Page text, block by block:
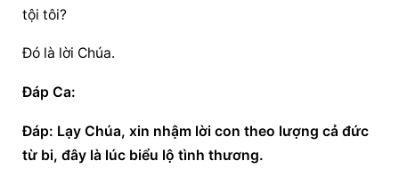
tội tôi?
Ðó là lời Chúa.
Ðáp Ca:
Ðáp: Lạy Chúa, xin nhậm lời con theo lượng cả đức
từ bi, đây là lúc biểu lộ tình thương.